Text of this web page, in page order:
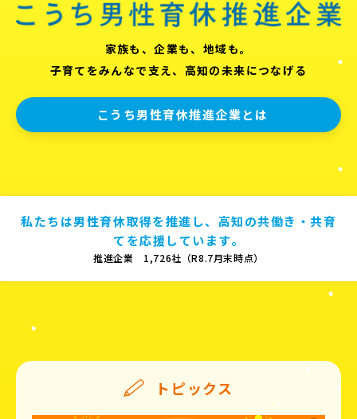
家族も、企業も、地域も。
子育てをみんなで支え、高知の未来につなげる
こうち男性育休推進企業とは
私たちは男性育休取得を推進し、高知の共働き・共育
てを応援しています。
推進企業 1,726社（R8.7月末時点）
トピックス